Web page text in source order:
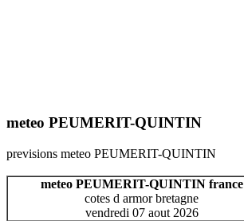
meteo PEUMERIT-QUINTIN
previsions meteo PEUMERIT-QUINTIN
meteo PEUMERIT-QUINTIN france
cotes d armor bretagne
vendredi 07 aout 2026